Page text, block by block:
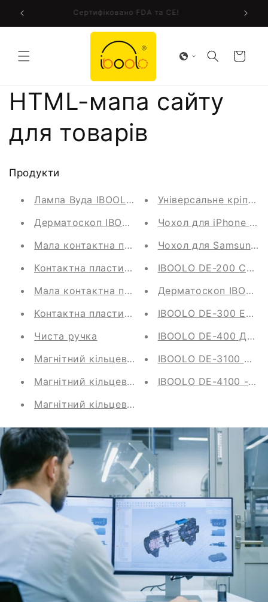
до
змісту
Сертифіковано FDA та CE!
Кошик
HTML-мапа сайту
для товарів
Продукти
Лампа Вуда IBOOLO DE-315 UV 365nm та
Дерматоскоп IBOOLO DE-3100 PRO з УФ-
Мала контактна пластина зі шкалою для
Контактна пластина зі шкалою для
Мала контактна пластина зі шкалою для
Контактна пластина зі шкалою для
Чиста ручка
Магнітний кільцевий адаптер для
Магнітний кільцевий адаптер для
Магнітний кільцевий адаптер для камери
Універсальне
Чохол для iPhone –
Чохол для Samsung
IBOOLO DE-200
Дерматоскоп
IBOOLO DE-300
IBOOLO DE-400
IBOOLO DE-3100
IBOOLO DE-4100 -